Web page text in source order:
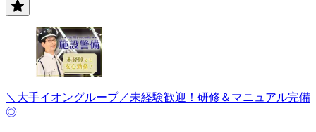
＼大手イオングループ／未経験歓迎！研修＆マニュアル完備
◎